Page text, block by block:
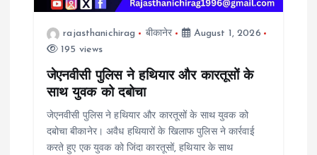
rajasthanichirag बीकानेर
August 1, 2026
195 views
जेएनवीसी पुलिस ने हथियार और कारतूसों के
साथ युवक को दबोचा
जेएनवीसी पुलिस ने हथियार और कारतूसों के साथ युवक को
दबोचा बीकानेर। अवैध हथियारों के खिलाफ पुलिस ने कार्रवाई
करते हुए एक युवक को जिंदा कारतूसों, हथियार के साथ